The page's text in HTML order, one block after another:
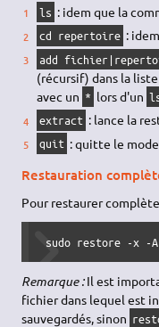
ls : idem que la
cd repertoire :
add
(récursif) dans la liste
avec un * lors d'un
extract : lance la
quit : quitte le
Restauration
Pour restaurer
sudo restore -x -
Remarque :Il est
fichier dans lequel est
sauvegardés, sinon